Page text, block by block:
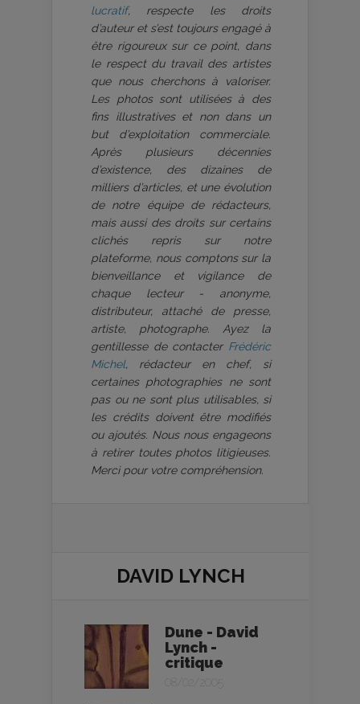
lucratif, respecte les droits
d’auteur et s’est toujours engagé à
être rigoureux sur ce point, dans
le respect du travail des artistes
que nous cherchons à valoriser.
Les photos sont utilisées à des
fins illustratives et non dans un
but d’exploitation commerciale.
Après plusieurs décennies
d’existence, des dizaines de
milliers d’articles, et une évolution
de notre équipe de rédacteurs,
mais aussi des droits sur certains
clichés repris sur notre
plateforme, nous comptons sur la
bienveillance et vigilance de
chaque lecteur - anonyme,
distributeur, attaché de presse,
artiste, photographe. Ayez la
gentillesse de contacter Frédéric
Michel, rédacteur en chef, si
certaines photographies ne sont
pas ou ne sont plus utilisables, si
les crédits doivent être modifiés
ou ajoutés. Nous nous engageons
à retirer toutes photos litigieuses.
Merci pour votre compréhension.
DAVID LYNCH
Dune - David
Lynch -
critique
08/02/2005